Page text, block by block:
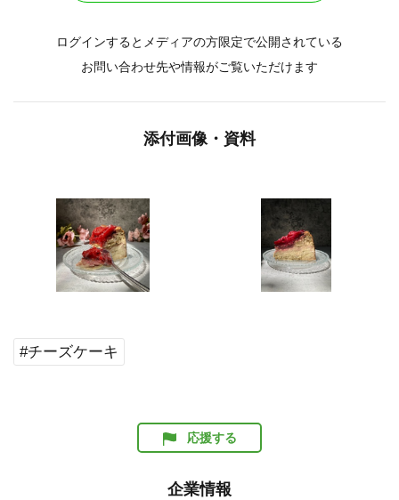
ログインするとメディアの方限定で公開されている
お問い合わせ先や情報がご覧いただけます
添付画像・資料
#チーズケーキ
応援する
企業情報